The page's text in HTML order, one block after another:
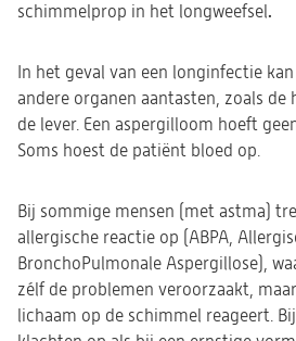
schimmelprop in het longweefsel.
In het geval van een longinfectie
andere organen aantasten, zoals de
de lever. Een aspergilloom hoeft
Soms hoest de patiënt bloed op.
Bij sommige mensen (met astma)
allergische reactie op (ABPA,
BronchoPulmonale Aspergillose),
zélf de problemen veroorzaakt,
lichaam op de schimmel reageert.